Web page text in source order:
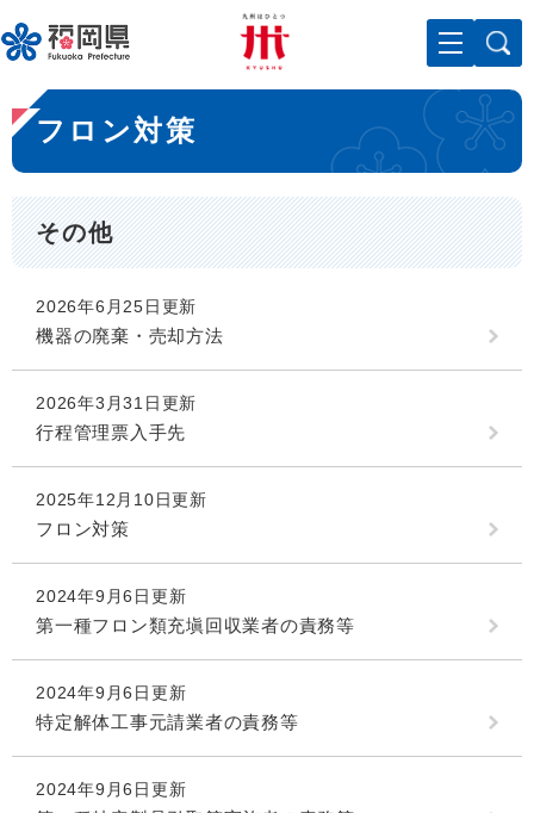
ー
ジ
先
頭
で
。
メニューを飛ばして本文へ
本
文
フロン対策
その他
2026年6月25日更新
機器の廃棄・売却方法
2026年3月31日更新
行程管理票入手先
2025年12月10日更新
フロン対策
2024年9月6日更新
第一種フロン類充塡回収業者の責務等
2024年9月6日更新
特定解体工事元請業者の責務等
2024年9月6日更新